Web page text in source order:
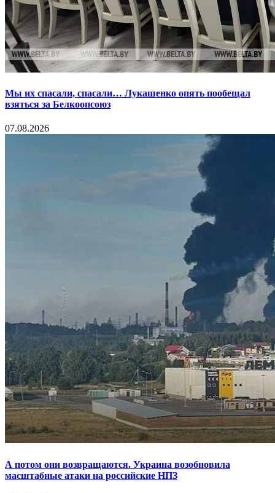
Мы их спасали, спасали… Лукашенко опять пообещал
взяться за Белкоопсоюз
07.08.2026
А потом они возвращаются. Украина возобновила
масштабные атаки на российские НПЗ